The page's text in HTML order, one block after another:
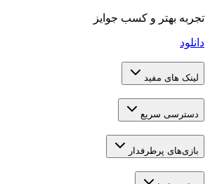
تجربه بهتر و کسب جوایز
دانلود
لینک های مفید
دسترسی سریع
بازی‌های پرطرفدار